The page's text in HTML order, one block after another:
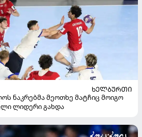
ᲮᲔᲚᲑᲣᲠᲗᲘ
ნაკრებმა მეოთხე მატჩიც მოიგო
ლიდერი გახდა